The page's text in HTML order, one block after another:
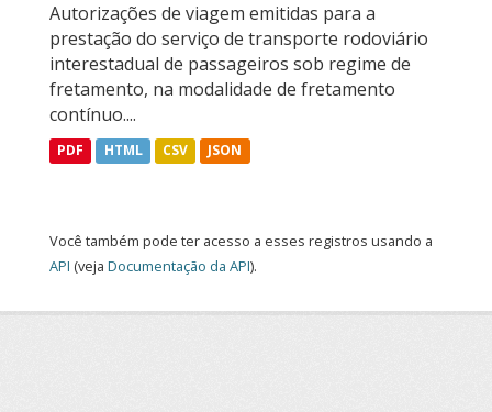
Autorizações de viagem emitidas para a
prestação do serviço de transporte rodoviário
interestadual de passageiros sob regime de
fretamento, na modalidade de fretamento
contínuo....
PDF HTML CSV JSON
Você também pode ter acesso a esses registros usando a
API (veja Documentação da API).